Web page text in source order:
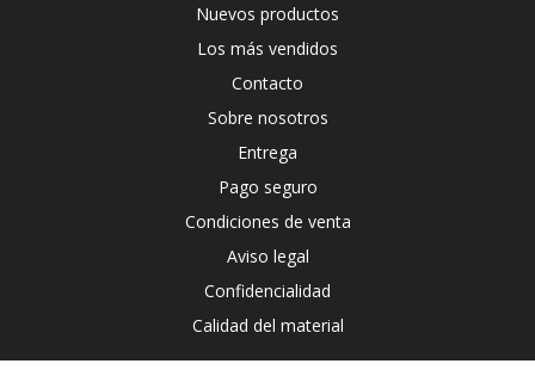
Nuevos productos
Los más vendidos
Contacto
Sobre nosotros
Entrega
Pago seguro
Condiciones de venta
Aviso legal
Confidencialidad
Calidad del material